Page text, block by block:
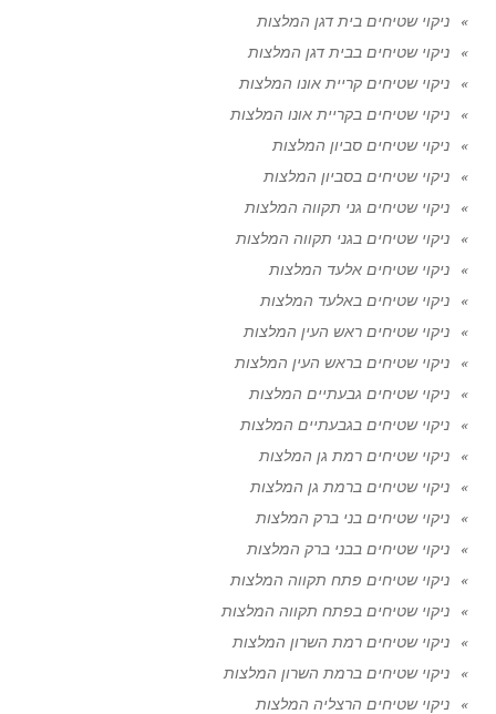
ניקוי שטיחים בית דגן המלצות
ניקוי שטיחים בבית דגן המלצות
ניקוי שטיחים קריית אונו המלצות
ניקוי שטיחים בקריית אונו המלצות
ניקוי שטיחים סביון המלצות
ניקוי שטיחים בסביון המלצות
ניקוי שטיחים גני תקווה המלצות
ניקוי שטיחים בגני תקווה המלצות
ניקוי שטיחים אלעד המלצות
ניקוי שטיחים באלעד המלצות
ניקוי שטיחים ראש העין המלצות
ניקוי שטיחים בראש העין המלצות
ניקוי שטיחים גבעתיים המלצות
ניקוי שטיחים בגבעתיים המלצות
ניקוי שטיחים רמת גן המלצות
ניקוי שטיחים ברמת גן המלצות
ניקוי שטיחים בני ברק המלצות
ניקוי שטיחים בבני ברק המלצות
ניקוי שטיחים פתח תקווה המלצות
ניקוי שטיחים בפתח תקווה המלצות
ניקוי שטיחים רמת השרון המלצות
ניקוי שטיחים ברמת השרון המלצות
ניקוי שטיחים הרצליה המלצות